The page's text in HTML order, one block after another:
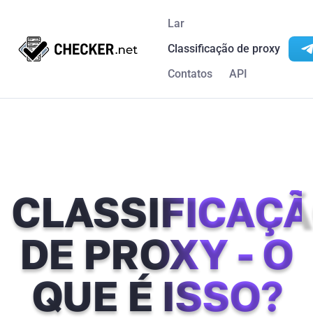
Lar
Classificação de proxy
Contatos
API
DE PROXY - O
QUE É ISSO?